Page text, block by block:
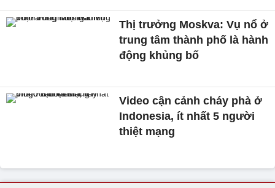
Thị trưởng Moskva: Vụ nổ ở
trung tâm thành phố là hành
động khủng bố
Video cận cảnh cháy phà ở
Indonesia, ít nhất 5 người
thiệt mạng